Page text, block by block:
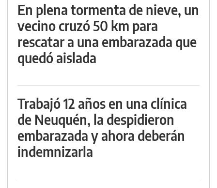
En plena tormenta de nieve, un
vecino cruzó 50 km para
rescatar a una embarazada que
quedó aislada
Trabajó 12 años en una clínica
de Neuquén, la despidieron
embarazada y ahora deberán
indemnizarla